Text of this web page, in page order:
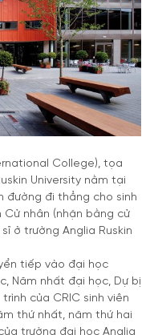
College), tọa
University nằm tại
đường đi thẳng cho sinh
nhân (nhận bằng cử
ở trường Anglia Ruskin
tiếp vào đại học
Năm nhất đại học, Dự bị
của CRIC sinh viên
thứ nhất, năm thứ hai
trường đại học Anglia